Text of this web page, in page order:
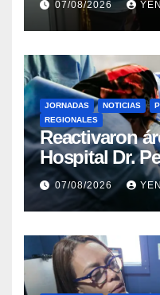
Rincón
07/08/2026
JORNADAS NOTICIAS
REGIONALES
Reactivaron
Hospital Dr.
Guárico
07/08/2026